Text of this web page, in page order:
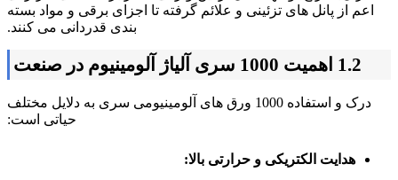
اعم از پانل های تزئینی و علائم گرفته تا اجزای برقی و مواد بسته
بندی قدردانی می کنند.
1.2 اهمیت 1000 سری آلیاژ آلومینیوم در صنعت
درک و استفاده 1000 ورق های آلومینیومی سری به دلایل مختلف
حیاتی است:
هدایت الکتریکی و حرارتی بالا: